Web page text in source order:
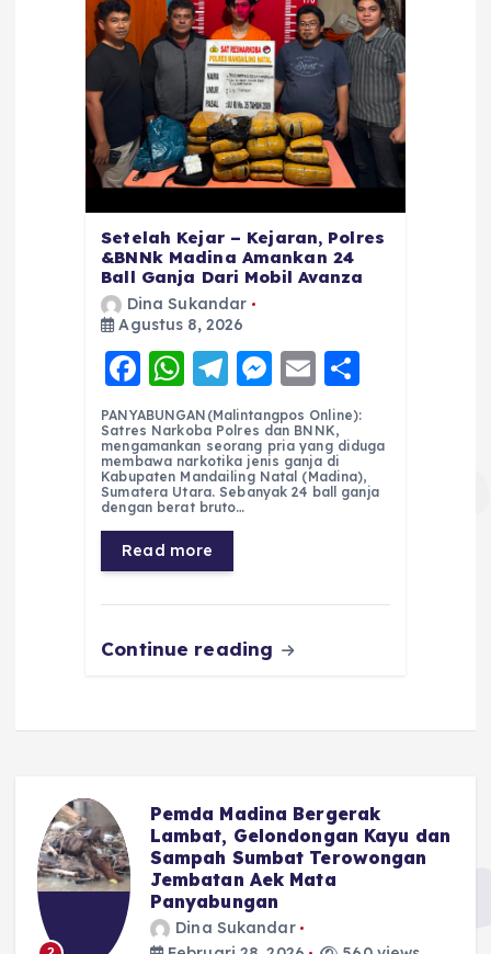
Setelah Kejar – Kejaran, Polres
&BNNk Madina Amankan 24
Ball Ganja Dari Mobil Avanza
Dina Sukandar
Agustus 8, 2026
F
a
c
e
b
o
o
k
W
h
a
ts
A
p
p
T
el
e
g
r
a
m
M
e
ss
e
n
E
m
ai
l
h
a
re
PANYABUNGAN(Malintangpos Online):
Satres Narkoba Polres dan BNNK,
mengamankan seorang pria yang diduga
membawa narkotika jenis ganja di
Kabupaten Mandailing Natal (Madina),
Sumatera Utara. Sebanyak 24 ball ganja
dengan berat bruto…
Read more
Continue reading
Pemda Madina Bergerak
Lambat, Gelondongan Kayu dan
Sampah Sumbat Terowongan
Jembatan Aek Mata
Panyabungan
Dina Sukandar